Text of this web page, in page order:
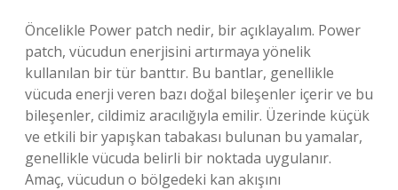
Öncelikle Power patch nedir, bir açıklayalım. Power
patch, vücudun enerjisini artırmaya yönelik
kullanılan bir tür banttır. Bu bantlar, genellikle
vücuda enerji veren bazı doğal bileşenler içerir ve bu
bileşenler, cildimiz aracılığıyla emilir. Üzerinde küçük
ve etkili bir yapışkan tabakası bulunan bu yamalar,
genellikle vücuda belirli bir noktada uygulanır.
Amaç, vücudun o bölgedeki kan akışını